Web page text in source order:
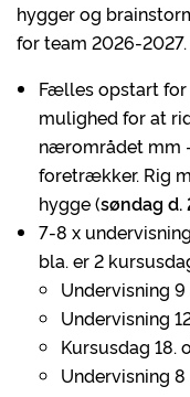
hygger og
for team 2026-
Fælles opstart
mulighed for at
nærområdet mm
foretrækker. Rig
hygge (søndag d.
7-8 x
bla. er 2
Undervisning
Undervisning
Kursusdag 18.
Undervisning 8